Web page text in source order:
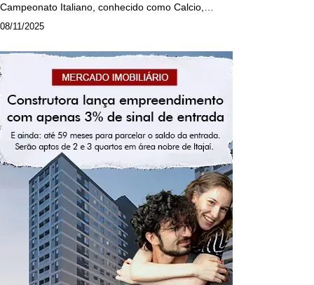
Campeonato Italiano, conhecido como Calcio,…
08/11/2025